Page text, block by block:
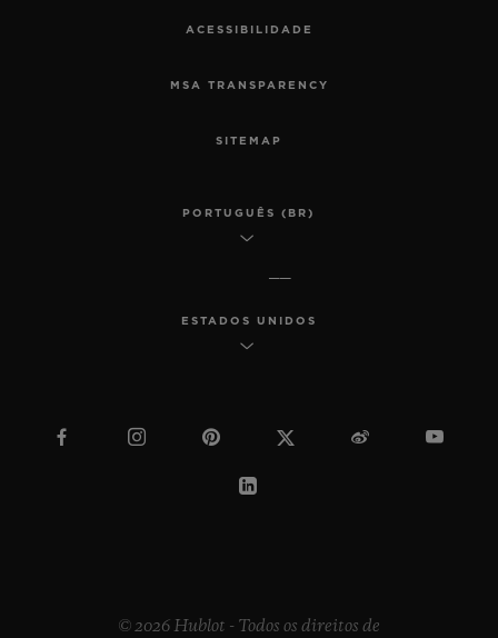
ACESSIBILIDADE
MSA TRANSPARENCY
SITEMAP
PORTUGUÊS (BR)
ESTADOS UNIDOS
© 2026 Hublot - Todos os direitos de